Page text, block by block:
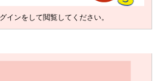
インをして閲覧してください。